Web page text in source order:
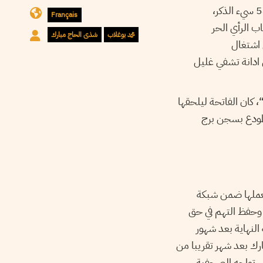
Français
شذى الحاج مبارك
محمد بوغلاب
صحفيين ومعلقين على غير معنى المرسوم 115 المنظم للمهنة الصحفية واعتمادا على المرسوم 54 سيء الذكر،
الرأي الحر
ادانة تشفي غليل
كان الفاتحة ليلحقها
بسجن برج
بعملها ضمن شبكة
لتتواصل الأبحاث فيها على امتداد عامين من التحقيق وصولا إلى 19 جوان 2023 وحفظ التهم في حق
بعد شهور
بعد شهر تقريبا من